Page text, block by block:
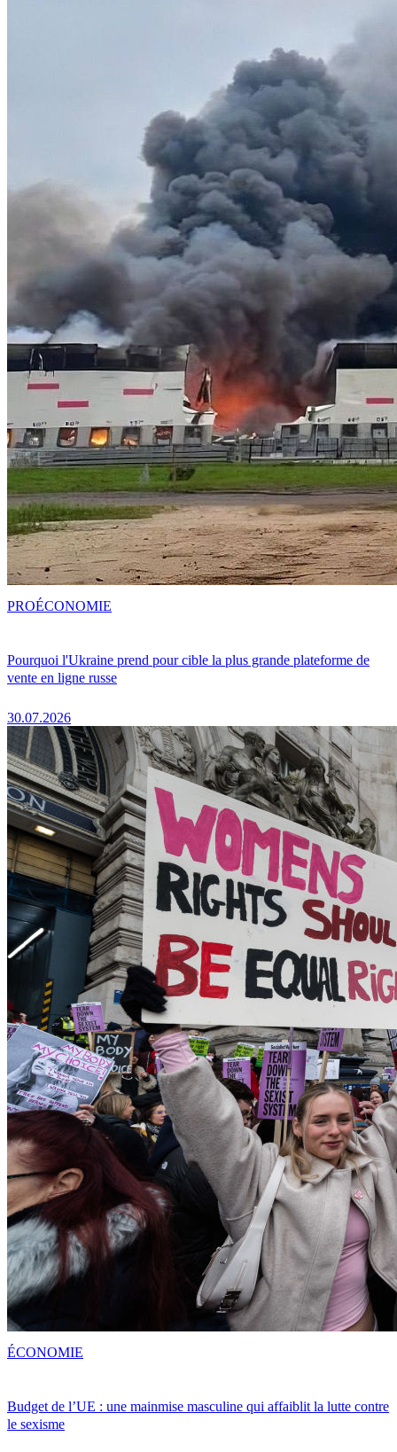
Pourquoi l'Ukraine prend pour cible la plus grande plateforme de
vente en ligne russe
30.07.2026
PROÉCONOMIE
Budget de l’UE : une mainmise masculine qui affaiblit la lutte contre
le sexisme
ÉCONOMIE